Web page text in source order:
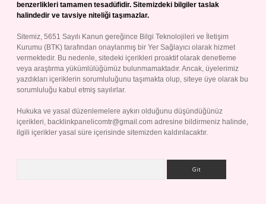
benzerlikleri tamamen tesadüfidir. Sitemizdeki bilgiler taslak
halindedir ve tavsiye niteliği taşımazlar.
Sitemiz, 5651 Sayılı Kanun gereğince Bilgi Teknolojileri ve İletişim
Kurumu (BTK) tarafından onaylanmış bir Yer Sağlayıcı olarak hizmet
vermektedir. Bu nedenle, sitedeki içerikleri proaktif olarak denetleme
veya araştırma yükümlülüğümüz bulunmamaktadır. Ancak, üyelerimiz
yazdıkları içeriklerin sorumluluğunu taşımakta olup, siteye üye olarak bu
sorumluluğu kabul etmiş sayılırlar.
Hukuka ve yasal düzenlemelere aykırı olduğunu düşündüğünüz
içerikleri, backlinkpanelicomtr@gmail.com adresine bildirmeniz halinde,
ilgili içerikler yasal süre içerisinde sitemizden kaldırılacaktır.